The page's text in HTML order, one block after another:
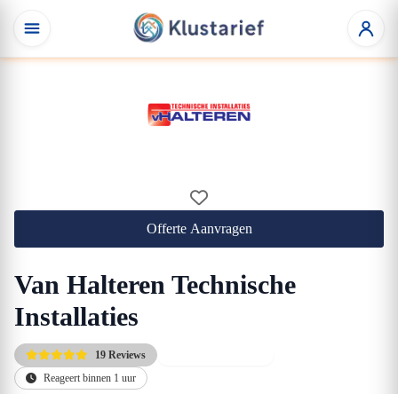
Offerte Aanvragen
Van Halteren Technische
Installaties
19 Reviews
Reageert binnen 1 uur